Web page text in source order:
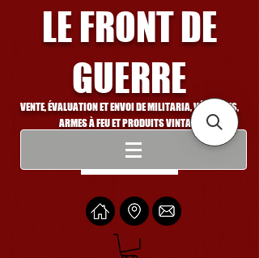
LE FRONT DE
GUERRE
VENTE, ÉVALUATION ET ENVOI DE MILITARIA, VÉHICULES,
ARMES À FEU ET PRODUITS VINTAGE
Se connecter